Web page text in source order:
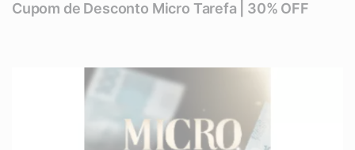
Cupom de Desconto Micro Tarefa | 30% OFF